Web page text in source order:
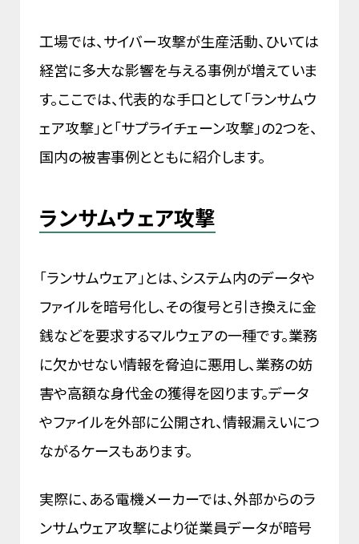
工場では、サイバー攻撃が生産活動、ひいては
経営に多大な影響を与える事例が増えていま
す。ここでは、代表的な手口として「ランサムウ
ェア攻撃」と「サプライチェーン攻撃」の2つを、
国内の被害事例とともに紹介します。
ランサムウェア攻撃
「ランサムウェア」とは、システム内のデータや
ファイルを暗号化し、その復号と引き換えに金
銭などを要求するマルウェアの一種です。業務
に欠かせない情報を脅迫に悪用し、業務の妨
害や高額な身代金の獲得を図ります。データ
やファイルを外部に公開され、情報漏えいにつ
ながるケースもあります。
実際に、ある電機メーカーでは、外部からのラ
ンサムウェア攻撃により従業員データが暗号